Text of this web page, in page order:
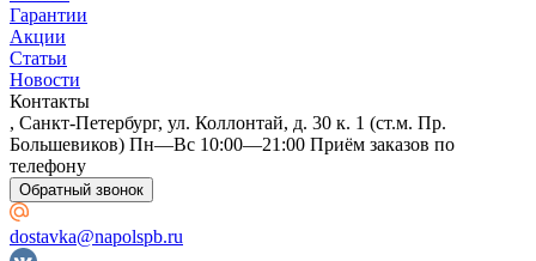
Гарантии
Акции
Статьи
Новости
Контакты
, Санкт-Петербург, ул. Коллонтай, д. 30 к. 1 (ст.м. Пр.
Большевиков) Пн—Вс 10:00—21:00 Приём заказов по
телефону
Обратный звонок
dostavka@napolspb.ru